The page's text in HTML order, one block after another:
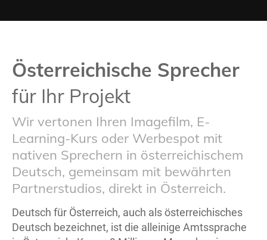
Österreichische Sprecher
für Ihr Projekt
Wir vertonen Ihren Imagefilm, E-
Learning-Kurs oder Werbespot mit
nativen Sprechern in österreichischem
Deutsch, gemeinsam mit bewährten
Partnerstudios, direkt in Österreich.
Deutsch für Österreich, auch als österreichisches
Deutsch bezeichnet, ist die alleinige Amtssprache